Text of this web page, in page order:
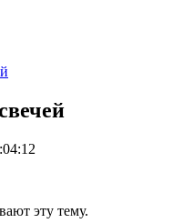
эту тему.